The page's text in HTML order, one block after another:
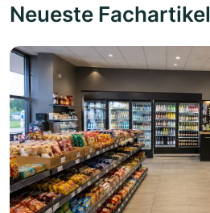
Neueste Fachartikel